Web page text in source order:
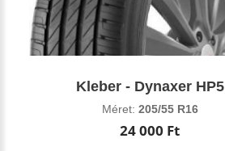
Kleber - Dynaxer HP5
Méret: 205/55 R16
24 000 Ft